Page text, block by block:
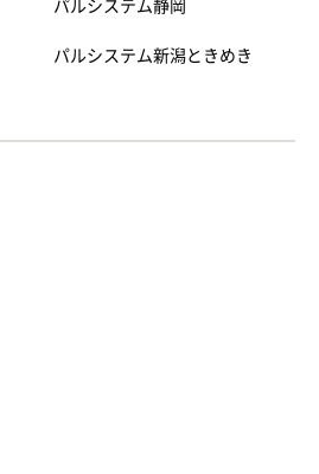
パルシステム静岡
パルシステム新潟ときめき